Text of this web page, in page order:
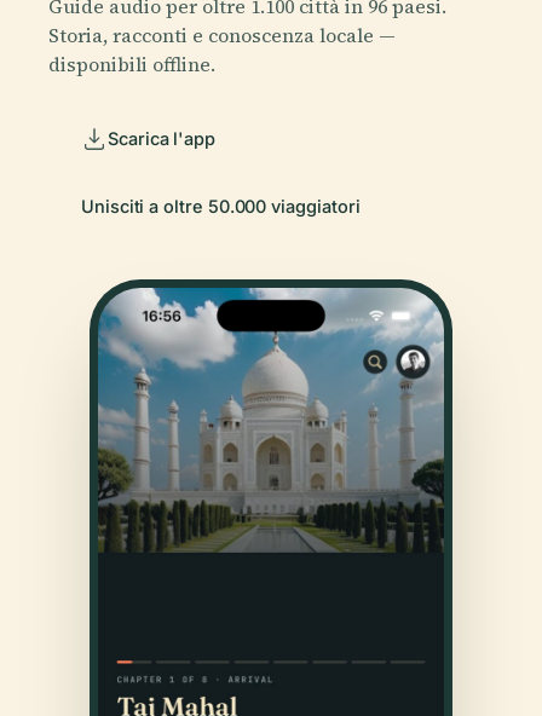
Guide audio per oltre 1.100 città in 96 paesi.
Storia, racconti e conoscenza locale —
disponibili offline.
Scarica l'app
Unisciti a oltre 50.000 viaggiatori